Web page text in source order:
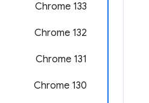
‫Chrome 133
Chrome 132
Chrome 131
Chrome 130